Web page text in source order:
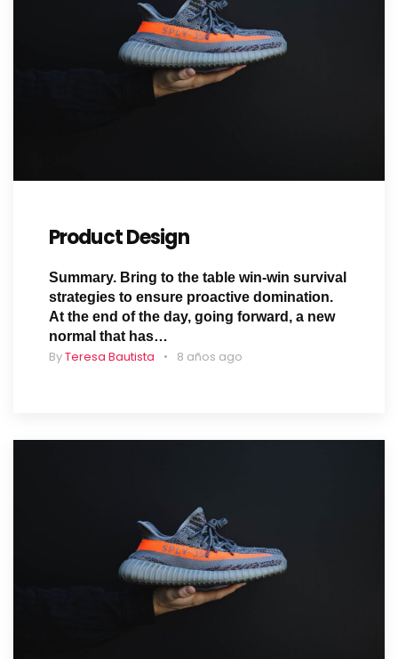
Product Design
Summary. Bring to the table win-win survival
strategies to ensure proactive domination.
At the end of the day, going forward, a new
normal that has…
ByTeresa Bautista 8 años ago